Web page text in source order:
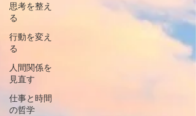
思考を整え
る
行動を変え
る
人間関係を
見直す
仕事と時間
の哲学